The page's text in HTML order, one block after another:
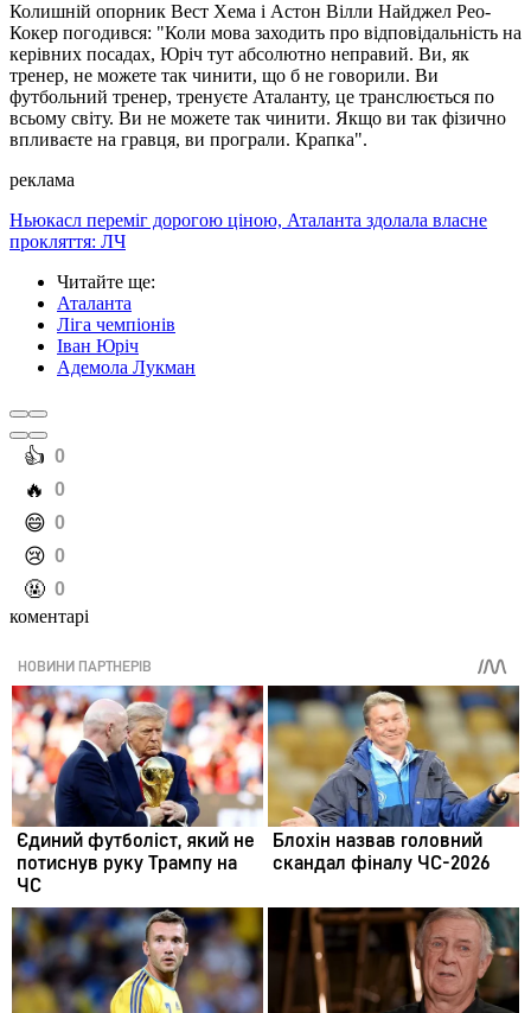
Колишній опорник Вест Хема і Астон Вілли Найджел Рео-
Кокер погодився: "Коли мова заходить про відповідальність на
керівних посадах, Юріч тут абсолютно неправий. Ви, як
тренер, не можете так чинити, що б не говорили. Ви
футбольний тренер, тренуєте Аталанту, це транслюється по
всьому світу. Ви не можете так чинити. Якщо ви так фізично
впливаєте на гравця, ви програли. Крапка".
реклама
Ньюкасл переміг дорогою ціною, Аталанта здолала власне
прокляття: ЛЧ
Читайте ще:
Аталанта
Ліга чемпіонів
Іван Юріч
Адемола Лукман
️👍 0
️🔥 0
️😄 0
️😢 0
️🤬 0
коментарі